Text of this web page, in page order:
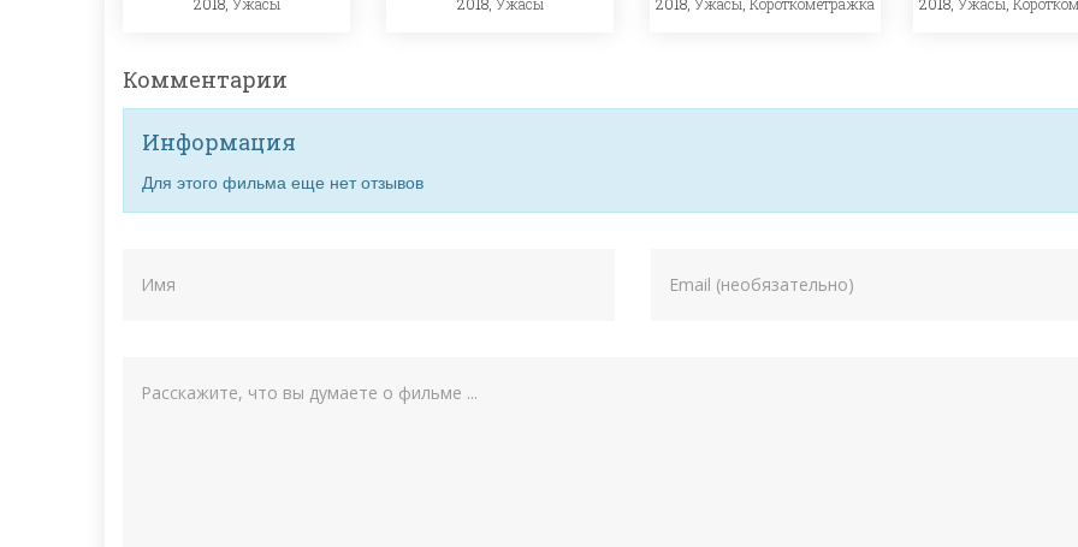
2018, Ужасы, Короткометражка 2018, Ужасы,
Комментарии
Информация
Для этого фильма еще нет отзывов